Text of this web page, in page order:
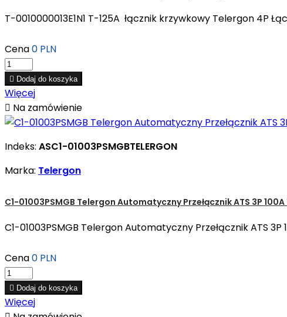
T-0010000013E1N1 T-125A łącznik krzywkowy Telergon 4P
Cena0 PLN
 Dodaj do koszyka
Więcej
 Na zamówienie
Indeks: ASC1-01003PSMGBTELERGON
Marka: Telergon
C1-01003PSMGB Telergon Automatyczny Przełącznik ATS 3P 100A
C1-01003PSMGB Telergon Automatyczny Przełącznik ATS
Cena0 PLN
 Dodaj do koszyka
Więcej